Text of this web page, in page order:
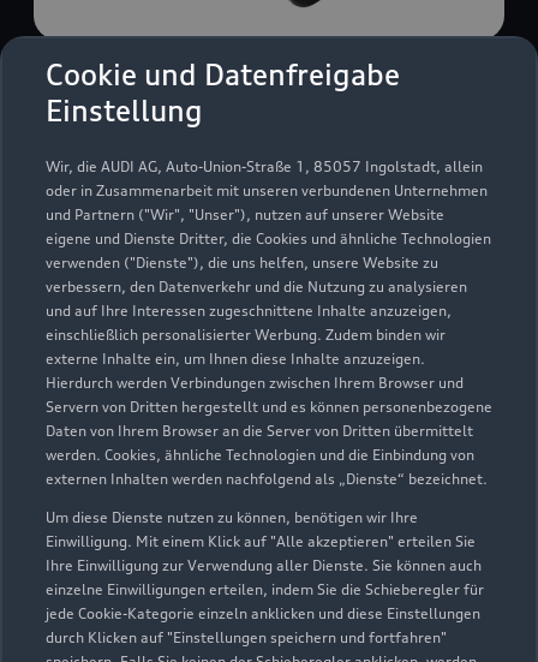
Cookie und Datenfreigabe
Einstellung
Wir, die AUDI AG, Auto-Union-Straße 1, 85057 Ingolstadt, allein
oder in Zusammenarbeit mit unseren verbundenen Unternehmen
und Partnern ("Wir", "Unser"), nutzen auf unserer Website
eigene und Dienste Dritter, die Cookies und ähnliche Technologien
verwenden ("Dienste"), die uns helfen, unsere Website zu
verbessern, den Datenverkehr und die Nutzung zu analysieren
und auf Ihre Interessen zugeschnittene Inhalte anzuzeigen,
einschließlich personalisierter Werbung. Zudem binden wir
externe Inhalte ein, um Ihnen diese Inhalte anzuzeigen.
Hierdurch werden Verbindungen zwischen Ihrem Browser und
Servern von Dritten hergestellt und es können personenbezogene
Daten von Ihrem Browser an die Server von Dritten übermittelt
werden. Cookies, ähnliche Technologien und die Einbindung von
externen Inhalten werden nachfolgend als „Dienste“ bezeichnet.
Um diese Dienste nutzen zu können, benötigen wir Ihre
Einwilligung. Mit einem Klick auf "Alle akzeptieren" erteilen Sie
Ihre Einwilligung zur Verwendung aller Dienste. Sie können auch
einzelne Einwilligungen erteilen, indem Sie die Schieberegler für
jede Cookie-Kategorie einzeln anklicken und diese Einstellungen
durch Klicken auf "Einstellungen speichern und fortfahren"
USB Power-Ladegerät
USB Power-Ladegerät für schnelles und
komfortables Laden von Mobiltelefonen, Tablets
oder Laptops.
Zur Audi Shopping World
Audi Pflegemitteltasche
Sommer